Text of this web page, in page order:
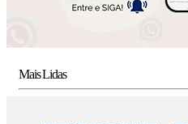
Mais Lidas